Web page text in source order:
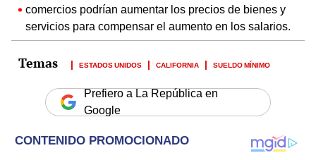
comercios podrían aumentar los precios de bienes y
servicios para compensar el aumento en los salarios.
ESTADOS UNIDOS CALIFORNIA SUELDO MÍNIMO
Prefiero a La República en
Google